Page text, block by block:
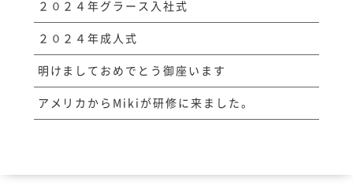
２０２４年グラース入社式
２０２４年成人式
明けましておめでとう御座います
アメリカからMikiが研修に来ました。